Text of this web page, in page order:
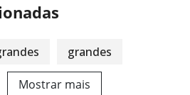
grandes
Mostrar mais